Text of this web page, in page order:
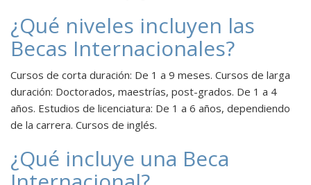
¿Qué niveles incluyen las
Becas Internacionales?
Cursos de corta duración: De 1 a 9 meses. Cursos de larga
duración: Doctorados, maestrías, post-grados. De 1 a 4
años. Estudios de licenciatura: De 1 a 6 años, dependiendo
de la carrera. Cursos de inglés.
¿Qué incluye una Beca